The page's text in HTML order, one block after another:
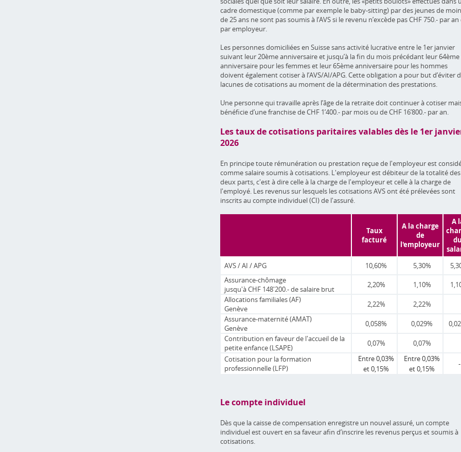
cadre domestique (comme par exemple le baby-sitting) par des jeunes de
de 25 ans ne sont pas soumis à l’AVS si le revenu n’excède pas CHF 750.- par
par employeur.
Les personnes domiciliées en Suisse sans activité lucrative entre le 1er janvier
suivant leur 20ème anniversaire et jusqu’à la fin du mois précédant leur 64ème
anniversaire pour les femmes et leur 65ème anniversaire pour les hommes
doivent également cotiser à l’AVS/AI/APG. Cette obligation a pour but d’éviter
lacunes de cotisations au moment de la détermination des prestations.
Une personne qui travaille après l’âge de la retraite doit continuer à cotiser
bénéficie d’une franchise de CHF 1’400.- par mois ou de CHF 16’800.- par an.
Les taux de cotisations paritaires valables dès le 1er
2026
En principe toute rémunération ou prestation reçue de l'employeur est
comme salaire soumis à cotisations. L'employeur est débiteur de la totalité des
deux parts, c'est à dire celle à la charge de l'employeur et celle à la charge de
l'employé. Les revenus sur lesquels les cotisations AVS ont été prélevées sont
inscrits au compte individuel (CI) de l'assuré.
Taux
facturé
A la charge
de
l'employeur
A
du
AVS / AI / APG
10,60% 5,30%
Assurance-chômage
jusqu'à CHF 148'200.- de salaire brut
2,20% 1,10%
Allocations familiales (AF)
Genève
2,22%
2,22%
Assurance-maternité (AMAT)
Genève
0,058% 0,029%
Contribution en faveur de l'accueil de la
petite enfance (LSAPE)
0,07%
0,07%
Cotisation pour la formation
professionnelle (LFP)
Entre 0,03%
et 0,15%
Entre 0,03%
et 0,15%
-
Le compte individuel
Dès que la caisse de compensation enregistre un nouvel assuré, un compte
individuel est ouvert en sa faveur afin d’inscrire les revenus perçus et soumis à
cotisations.